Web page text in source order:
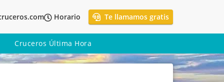
Horario Te llamamos gratis
Cruceros Última Hora